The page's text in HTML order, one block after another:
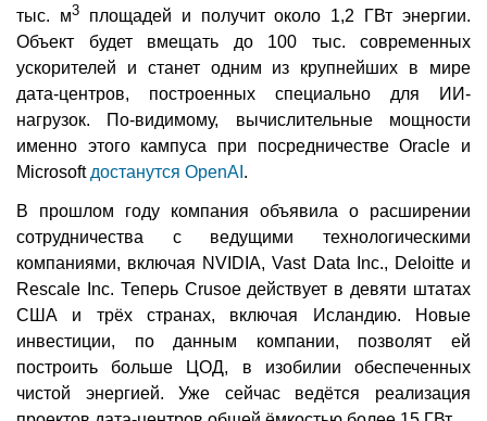
тыс. м3площадей и получит около 1,2 ГВт энергии.
Объект будет вмещать до 100 тыс. современных
ускорителей и станет одним из крупнейших в мире
дата-центров, построенных специально для ИИ-
нагрузок. По-видимому, вычислительные мощности
именно этого кампуса при посредничестве Oracle и
Microsoft достанутся OpenAI .
В прошлом году компания объявила о расширении
сотрудничества с ведущими технологическими
компаниями, включая NVIDIA, Vast Data Inc., Deloitte и
Rescale Inc. Теперь Crusoe действует в девяти штатах
США и трёх странах, включая Исландию. Новые
инвестиции, по данным компании, позволят ей
построить больше ЦОД, в изобилии обеспеченных
чистой энергией. Уже сейчас ведётся реализация